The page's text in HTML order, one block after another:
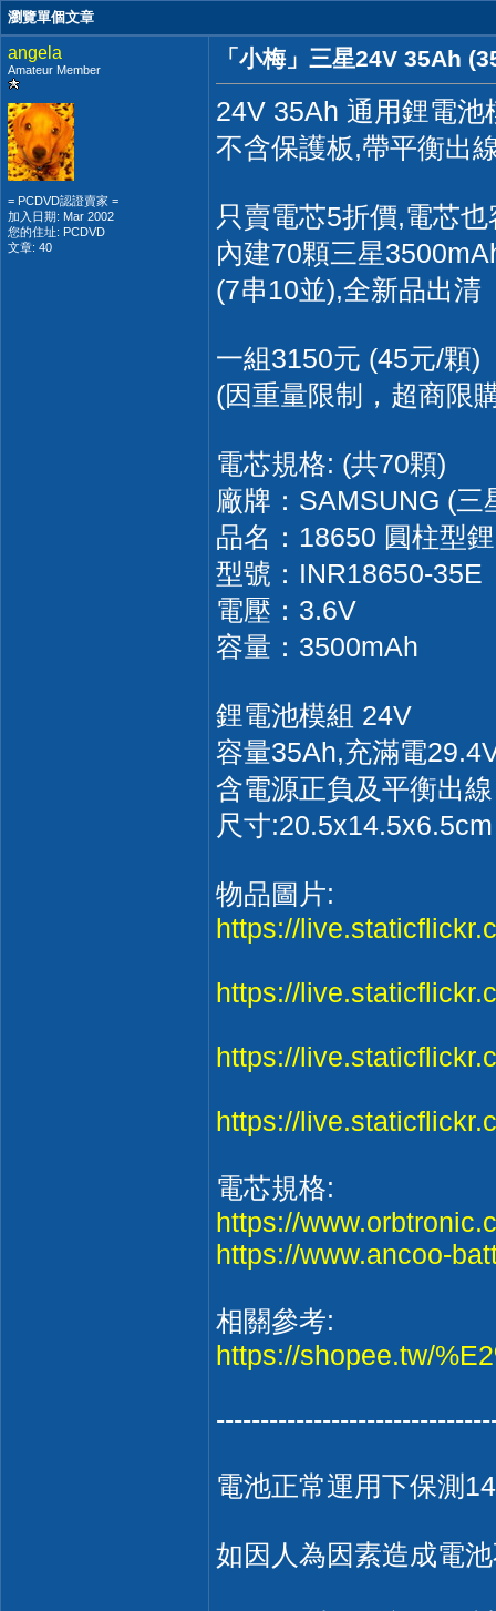
瀏覽單個文章
angela
Amateur Member
= PCDVD認證賣家 =
加入日期: Mar 2002
您的住址: PCDVD
文章: 40
「小梅」三星24V 35Ah
24V 35Ah 通用鋰電池
不含保護板,帶平衡出
只賣電芯5折價,電芯
內建70顆三星
(7串10並),全新品出清
一組3150元 (45元/顆)
(因重量限制，超商限
電芯規格: (共70顆)
廠牌：SAMSUNG (三
品名：18650 圓柱型
型號：INR18650-35E
電壓：3.6V
容量：3500mAh
鋰電池模組 24V
容量35Ah,充滿電
含電源正負及平衡出線
尺寸:20.5x14.5x6.5cm
物品圖片:
https://
https://
https://
https://
電芯規格:
https://
https://www.ancoo-
相關參考:
https://shopee.tw/
電池正常運用下保測
如因人為因素造成電